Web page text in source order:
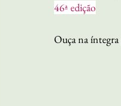
46ª edição
Ouça na